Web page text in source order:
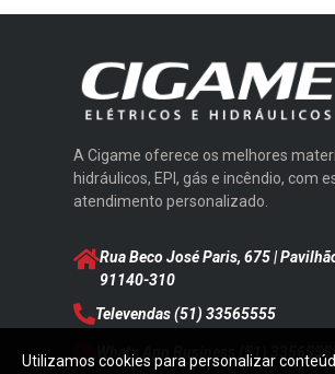
A Cigame oferece os melhores
hidráulicos, EPI, gás e incêndio, com
atendimento personalizado.
Rua Beco José Paris, 675 |
91140-310
Televendas(51) 33565555
Whats App Business (51) 33565555
Utilizamos cookies para personalizar